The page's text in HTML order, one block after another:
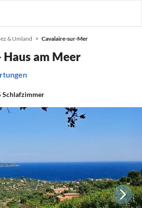
& Umland Cavalaire-sur-Mer
am Meer
Schlafzimmer